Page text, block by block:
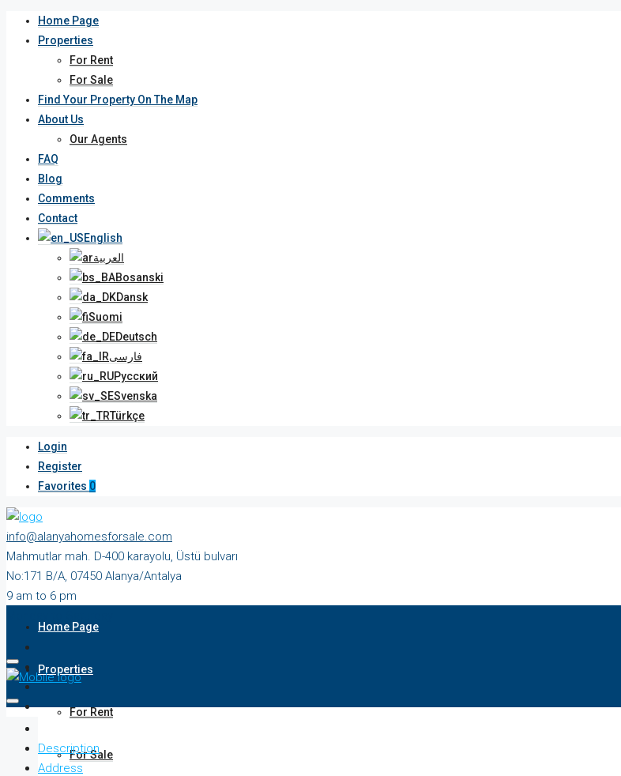
Home Page
Properties
For Rent
For Sale
Find Your Property On The Map
About Us
Our Agents
FAQ
Blog
Comments
Contact
English
العربية
Bosanski
Dansk
Suomi
Deutsch
فارسی
Русский
Svenska
Türkçe
Login
Register
Favorites 0
info@alanyahomesforsale.com
Mahmutlar mah. D-400 karayolu, Üstü bulvarı
No:171 B/A, 07450 Alanya/Antalya
9 am to 6 pm
Home Page
Properties
For Rent
For Sale
Description
Address